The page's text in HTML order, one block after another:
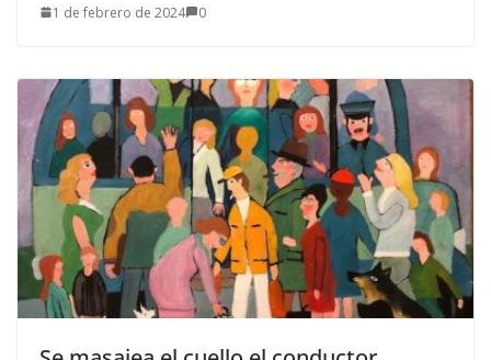
1 de febrero de 2024 0